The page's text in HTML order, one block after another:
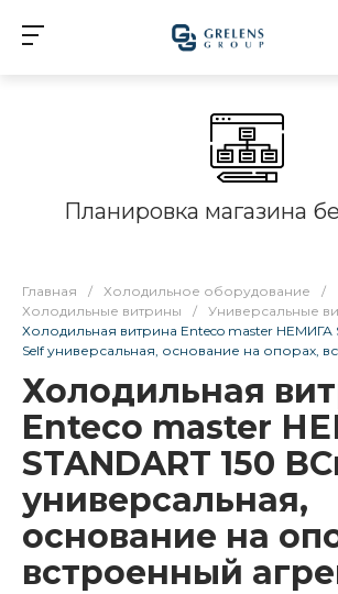
Планировка магазина
Главная / Холодильное оборудование
/
Холодильные витрины
/ Универсальные
Холодильная витрина Enteco master НЕМИГА
Self универсальная, основание на опорах,
Холодильная
Enteco master
STANDART 150
универсальная,
основание на
встроенный